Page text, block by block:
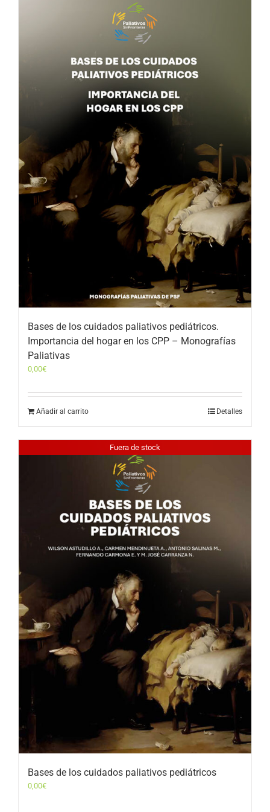
Bases de los cuidados paliativos pediátricos.
Importancia del hogar en los CPP – Monografías
Paliativas
0,00€
Añadir al carrito Detalles
Fuera de stock
Bases de los cuidados paliativos pediátricos
0,00€